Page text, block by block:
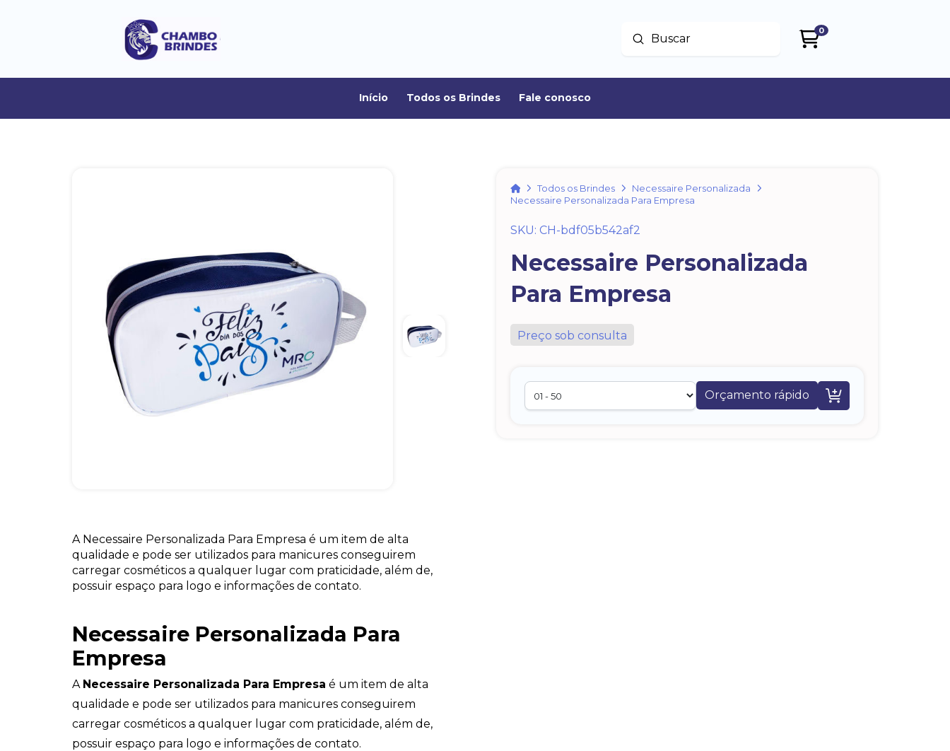
Buscar
Enviar
0
Início Todos os Brindes Fale conosco
HomeTodos os Brindes
Necessaire Personalizada
Necessaire Personalizada Para Empresa
SKU: CH-bdf05b542af2
Necessaire Personalizada
Para Empresa
Preço sob consulta
Orçamento rápido 
A Necessaire Personalizada Para Empresa é um item de alta
qualidade e pode ser utilizados para manicures conseguirem
carregar cosméticos a qualquer lugar com praticidade, além de,
possuir espaço para logo e informações de contato.
Necessaire Personalizada Para
Empresa
A Necessaire Personalizada Para Empresa é um item de alta
qualidade e pode ser utilizados para manicures conseguirem
carregar cosméticos a qualquer lugar com praticidade, além de,
possuir espaço para logo e informações de contato.